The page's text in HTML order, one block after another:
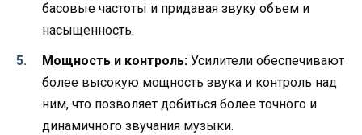
басовые частоты и придавая звуку объем и
насыщенность.
Мощность и контроль: Усилители обеспечивают
более высокую мощность звука и контроль над
ним, что позволяет добиться более точного и
динамичного звучания музыки.